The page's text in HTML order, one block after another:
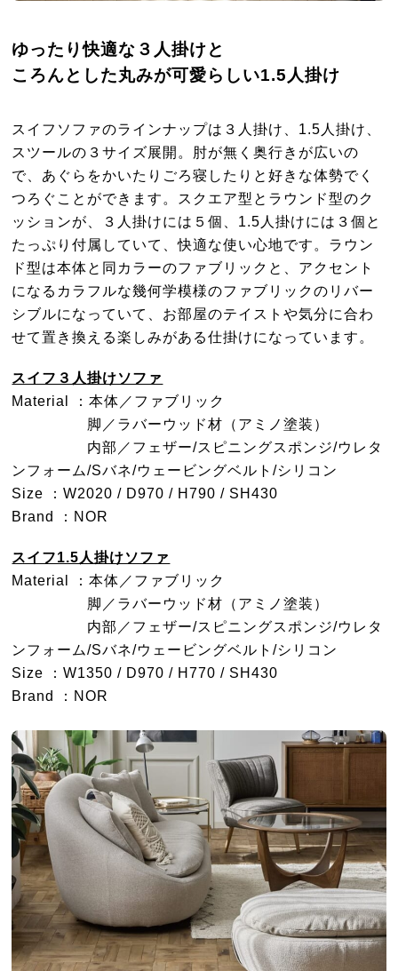
ゆったり快適な３人掛けと
ころんとした丸みが可愛らしい1.5人掛け
スイフソファのラインナップは３人掛け、1.5人掛け、
スツールの３サイズ展開。肘が無く奥行きが広いの
で、あぐらをかいたりごろ寝したりと好きな体勢でく
つろぐことができます。スクエア型とラウンド型のク
ッションが、３人掛けには５個、1.5人掛けには３個と
たっぷり付属していて、快適な使い心地です。ラウン
ド型は本体と同カラーのファブリックと、アクセント
になるカラフルな幾何学模様のファブリックのリバー
シブルになっていて、お部屋のテイストや気分に合わ
せて置き換える楽しみがある仕掛けになっています。
スイフ３人掛けソファ
Material ：本体／ファブリック
脚／ラバーウッド材（アミノ塗装）
内部／フェザー/スピニングスポンジ/ウレタ
ンフォーム/Sバネ/ウェービングベルト/シリコン
Size ：W2020 / D970 / H790 / SH430
Brand ：NOR
スイフ1.5人掛けソファ
Material ：本体／ファブリック
脚／ラバーウッド材（アミノ塗装）
内部／フェザー/スピニングスポンジ/ウレタ
ンフォーム/Sバネ/ウェービングベルト/シリコン
Size ：W1350 / D970 / H770 / SH430
Brand ：NOR